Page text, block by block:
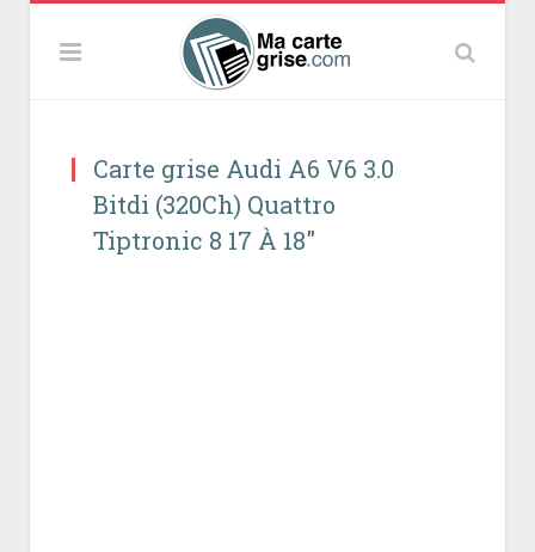
Carte grise Audi A6 V6 3.0
Bitdi (320Ch) Quattro
Tiptronic 8 17 À 18″